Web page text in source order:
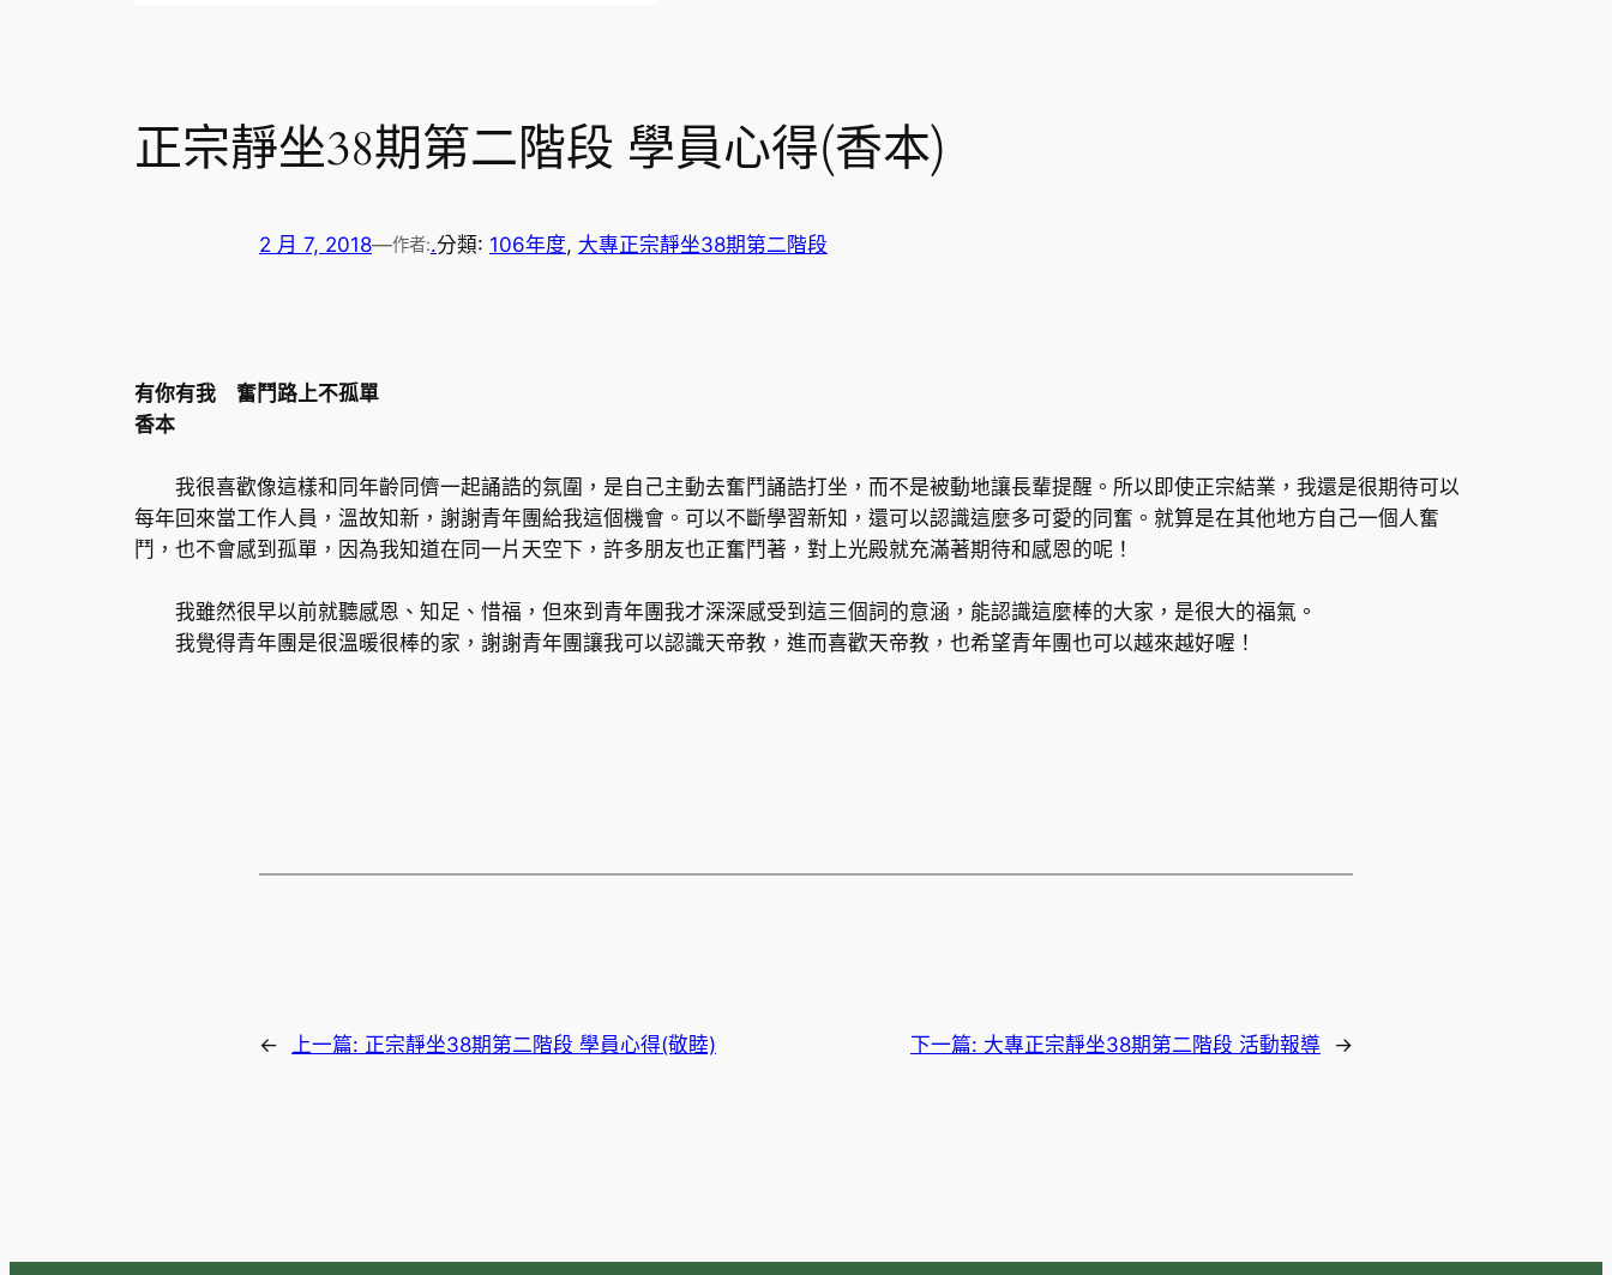
正宗靜坐38期第二階段 學員心得(香本)
2 月 7, 2018—作者:.分類: 106年度, 大專正宗靜坐38期第二階段
有你有我 奮鬥路上不孤單
香本
我很喜歡像這樣和同年齡同儕一起誦誥的氛圍，是自己主動去奮鬥誦誥打坐，而不是被動地讓長輩提醒。所以即使正宗結業，我還是很期待可以
每年回來當工作人員，溫故知新，謝謝青年團給我這個機會。可以不斷學習新知，還可以認識這麼多可愛的同奮。就算是在其他地方自己一個人奮
鬥，也不會感到孤單，因為我知道在同一片天空下，許多朋友也正奮鬥著，對上光殿就充滿著期待和感恩的呢！
我雖然很早以前就聽感恩、知足、惜福，但來到青年團我才深深感受到這三個詞的意涵，能認識這麼棒的大家，是很大的福氣。
我覺得青年團是很溫暖很棒的家，謝謝青年團讓我可以認識天帝教，進而喜歡天帝教，也希望青年團也可以越來越好喔！
← 上一篇: 正宗靜坐38期第二階段 學員心得(敬睦) 下一篇: 大專正宗靜坐38期第二階段 活動報導 →